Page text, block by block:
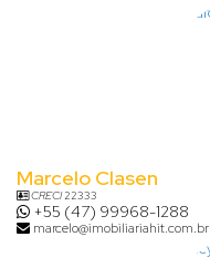
Marcelo Clasen
CRECI22333
+55 (47) 99968-1288
marcelo@imobiliariahit.com.br